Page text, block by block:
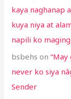
kaya naghanap
kuya niya at
napili ko
bsbehs on
never ko siya
Sender